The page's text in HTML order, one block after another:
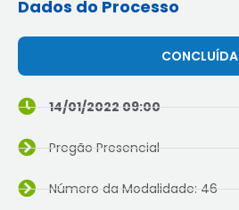
Dados do Processo
CONCLUÍDA
14/01/2022 09:00
Pregão Presencial
Número da Modalidade: 46